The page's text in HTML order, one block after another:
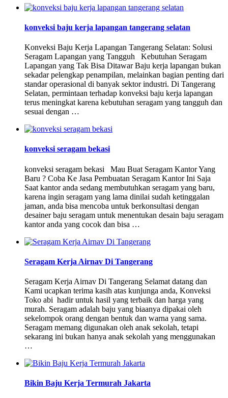
konveksi baju kerja lapangan tangerang selatan
Konveksi Baju Kerja Lapangan Tangerang Selatan: Solusi
Seragam Lapangan yang Tangguh Kebutuhan Seragam
Lapangan yang Tak Bisa Ditawar Baju kerja lapangan bukan
sekadar pelengkap penampilan, melainkan bagian penting dari
standar operasional di banyak sektor industri. Di Tangerang
Selatan, permintaan terhadap konveksi baju kerja lapangan
terus meningkat karena kebutuhan seragam yang tangguh dan
sesuai dengan …
konveksi seragam bekasi
konveksi seragam bekasi Mau Buat Seragam Kantor Yang
Baru ? Coba Ke Jasa Pembuatan Seragam Kantor Ini Saja
Saat kantor anda sedang membutuhkan seragam yang baru,
karena ingin seragam yang lama dinilai sudah ketinggalan
jaman, anda bisa mencoba untuk berkonsultasi dengan
desainer baju seragam untuk menentukan desain baju seragam
kantor anda yang cocok dan bisa …
Seragam Kerja Airnav Di Tangerang
Seragam Kerja Airnav Di Tangerang Selamat datang dan
Kami ucapkan terima kasih atas kunjunga anda, Konveksi
Toko abi hadir untuk hasil yang terbaik dan harga yang
murah. Seragam adalah baju yang biaanya dipakai oleh
sekelompok orang dengan bentuk dan warna yang sama.
Seragam memang digunakan oleh anak sekolah, tetapi
sekarang ini bukan hanya anak sekolah yang menggunakan
…
Bikin Baju Kerja Termurah Jakarta